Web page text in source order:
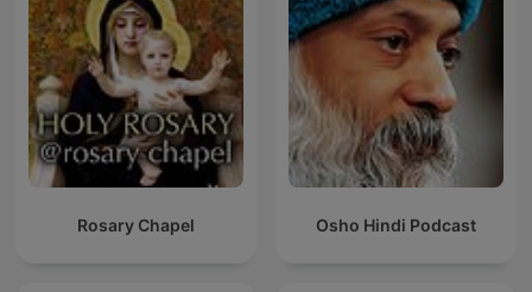
Rosary Chapel Osho Hindi Podcast